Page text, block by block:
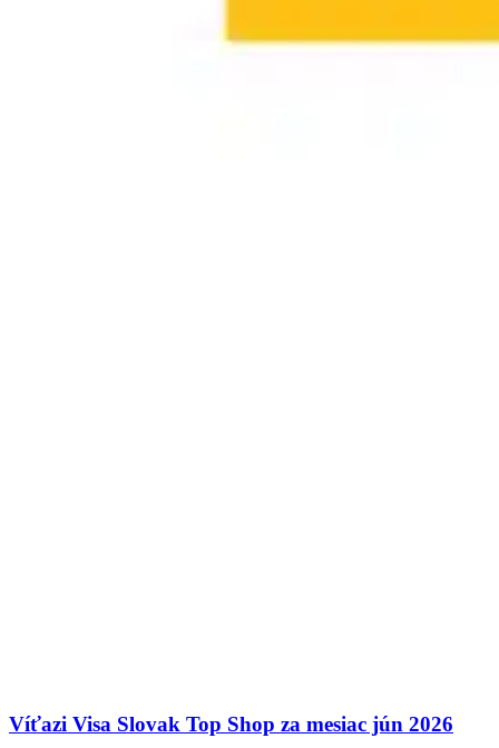
Víťazi Visa Slovak Top Shop za mesiac jún 2026